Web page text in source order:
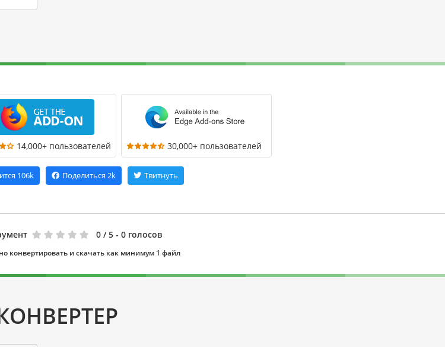
14,000+ пользователей 30,000+ пользователей
106k Поделиться 2k Твитнуть
0 / 5 - 0 голосов
конвертировать и скачать как минимум 1 файл